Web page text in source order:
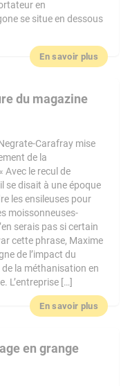
en
se situe en dessous
En savoir plus
du magazine
Carafray mise
de la
Avec le recul de
il se disait à une époque
les ensileuses pour
moissonneuses-
serais pas si certain
cette phrase, Maxime
de l’impact du
la méthanisation en
L’entreprise […]
En savoir plus
en grange